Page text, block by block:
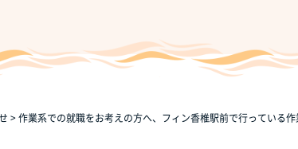
>作業系での就職をお考えの方へ、フィン香椎駅前で行っている